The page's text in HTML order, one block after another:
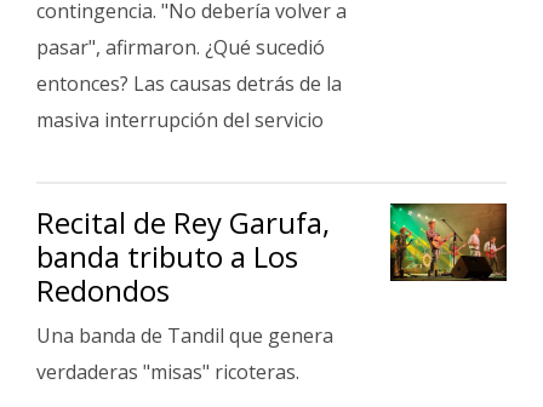
contingencia. "No debería volver a
pasar", afirmaron. ¿Qué sucedió
entonces? Las causas detrás de la
masiva interrupción del servicio
Recital de Rey Garufa,
banda tributo a Los
Redondos
Una banda de Tandil que genera
verdaderas "misas" ricoteras.